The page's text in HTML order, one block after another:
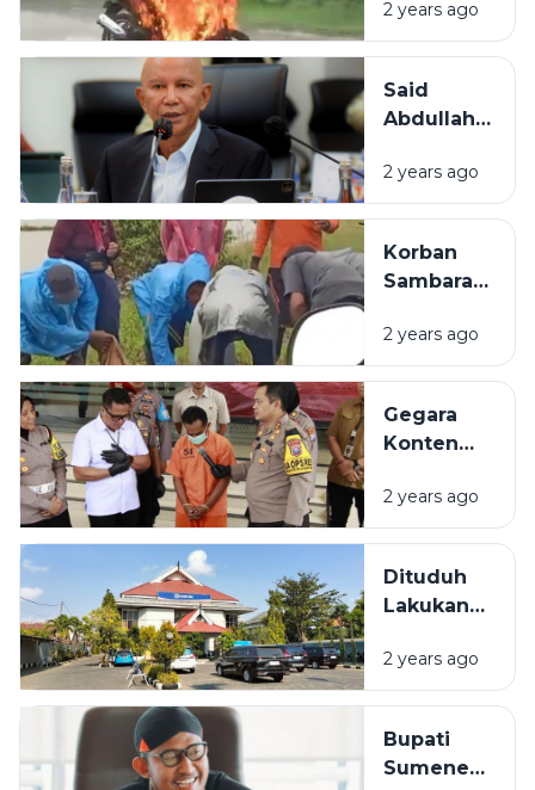
Ancam dan
Bakar Motor
2 years ago
Said
Abdullah
Tudingan
Money
Pilkada
Sumenep
2 years ago
Korban
Sambaran
Sumenep
Bertambah
2 years ago
Gegara
Konten
Suami di
Sumenep
Istri
Hingga
2 years ago
Dituduh
Lakukan
Begini
Penjelasan
Cabang
Sumenep
2 years ago
Bupati
Sumenep